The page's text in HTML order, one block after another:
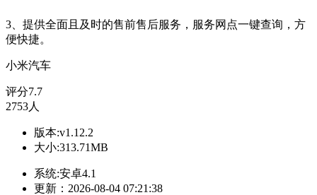
3、提供全面且及时的售前售后服务，服务网点一键查询，方
便快捷。
小米汽车
评分7.7
2753人
版本:v1.12.2
大小:313.71MB
系统:安卓4.1
更新：2026-08-04 07:21:38